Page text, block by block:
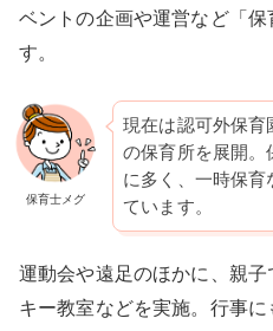
ベントの企画や運営など「
す。
保育士メグ
現在は認可外保育
の保育所を展開。
に多く、一時保育
ています。
運動会や遠足のほかに、親
キー教室などを実施。行事